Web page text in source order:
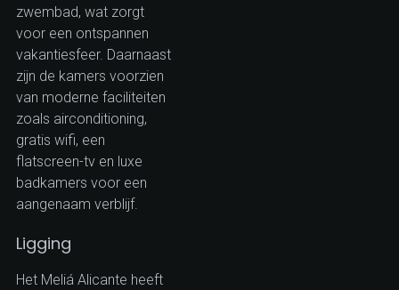
zwembad, wat zorgt
voor een ontspannen
vakantiesfeer. Daarnaast
zijn de kamers voorzien
van moderne faciliteiten
zoals airconditioning,
gratis wifi, een
flatscreen-tv en luxe
badkamers voor een
aangenaam verblijf.
Ligging
Het Meliá Alicante heeft